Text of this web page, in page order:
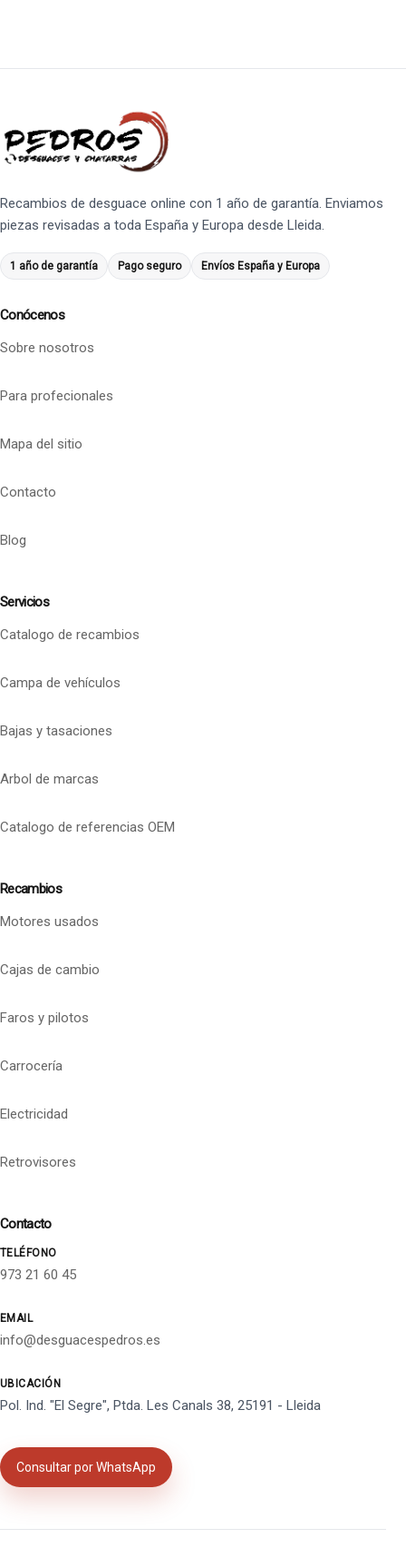
Recambios de desguace online con 1 año de garantía. Enviamos
piezas revisadas a toda España y Europa desde Lleida.
1 año de garantía Pago seguro Envíos España y Europa
Conócenos
Sobre nosotros
Para profecionales
Mapa del sitio
Contacto
Blog
Servicios
Catalogo de recambios
Campa de vehículos
Bajas y tasaciones
Arbol de marcas
Catalogo de referencias OEM
Recambios
Motores usados
Cajas de cambio
Faros y pilotos
Carrocería
Electricidad
Retrovisores
Contacto
TELÉFONO
973 21 60 45
EMAIL
info@desguacespedros.es
UBICACIÓN
Pol. Ind. "El Segre", Ptda. Les Canals 38, 25191 - Lleida
Consultar por WhatsApp